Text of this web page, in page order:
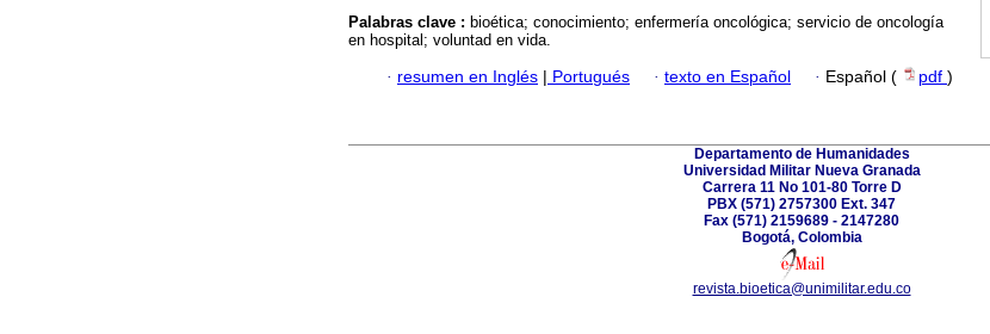
Palabras clave : bioética; conocimiento; enfermería oncológica; servicio de oncología
en hospital; voluntad en vida.
· resumen en Inglés | Portugués · texto en Español · Español ( pdf )
Departamento de Humanidades
Universidad Militar Nueva Granada
Carrera 11 No 101-80 Torre D
PBX (571) 2757300 Ext. 347
Fax (571) 2159689 - 2147280
Bogotá, Colombia
revista.bioetica@unimilitar.edu.co